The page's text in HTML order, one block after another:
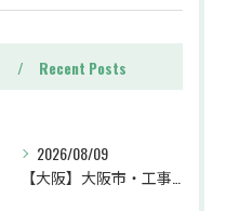
Recent Posts
2026/08/09